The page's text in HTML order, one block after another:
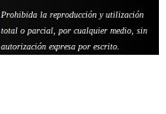
Prohibida la reproducción y utilización
total o parcial, por cualquier medio, sin
autorización expresa por escrito.